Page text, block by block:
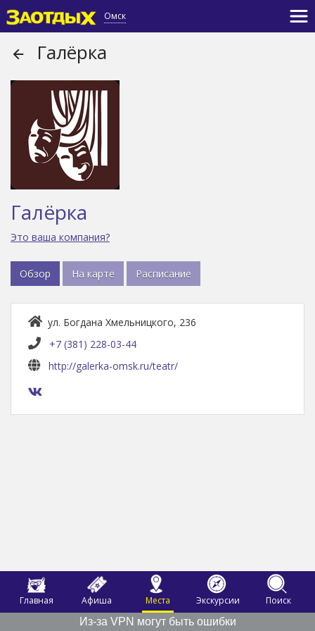
Омск
Главная Афиша Места Экскурсии
Поиск
Из-за VPN могут быть ошибки
Галёрка
Галёрка
Это ваша компания?
Обзор На карте Расписание
ул. Богдана Хмельницкого, 236
+7 (381) 228-03-44
http://galerka-omsk.ru/teatr/